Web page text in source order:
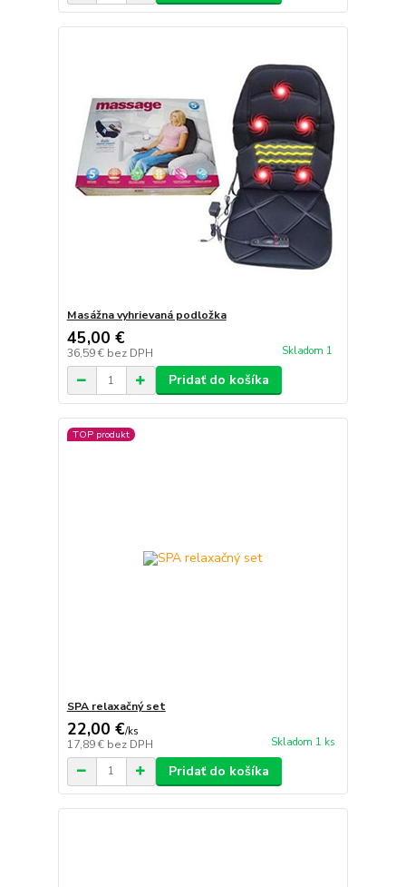
Masážna vyhrievaná podložka
45,00 €
36,59 € bez DPH Skladom 1
Pridať do košíka
TOP produkt
SPA relaxačný set
22,00 €/ks
17,89 € bez DPH Skladom 1 ks
Pridať do košíka